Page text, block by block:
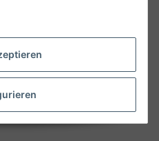
der Artikel können